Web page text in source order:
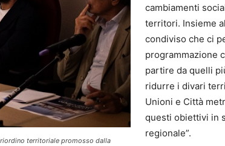
territoriale promosso dalla
cambiamenti
territori. Insieme
condiviso che ci
programmazione
partire da quelli
ridurre i divari
Unioni e Città
questi obiettivi in
regionale”.